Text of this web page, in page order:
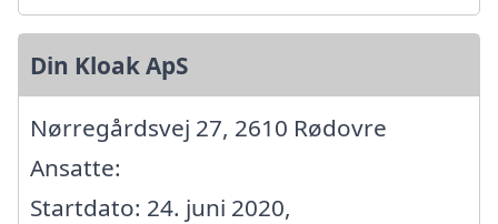
Din Kloak ApS
Nørregårdsvej 27, 2610 Rødovre
Ansatte:
Startdato: 24. juni 2020,